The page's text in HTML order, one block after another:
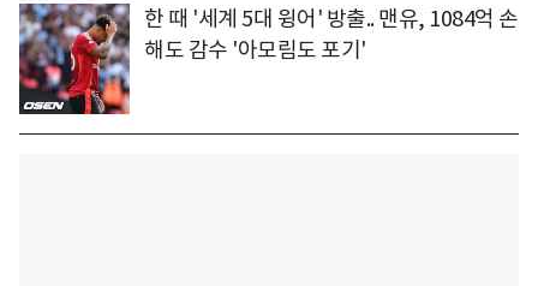
한 때 '세계 5대 윙어' 방출.. 맨유, 1084억 손
해도 감수 '아모림도 포기'